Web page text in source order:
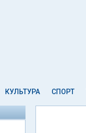
КУЛЬТУРА СПОРТ